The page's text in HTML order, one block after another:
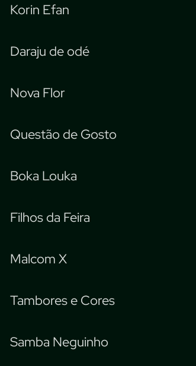
Korin Efan
Daraju de odé
Nova Flor
Questão de Gosto
Boka Louka
Filhos da Feira
Malcom X
Tambores e Cores
Samba Neguinho